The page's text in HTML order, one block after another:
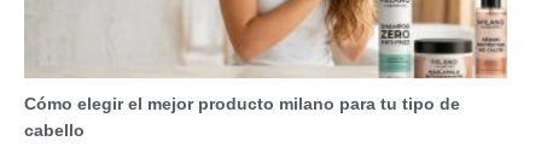
Cómo elegir el mejor producto milano para tu tipo de
cabello